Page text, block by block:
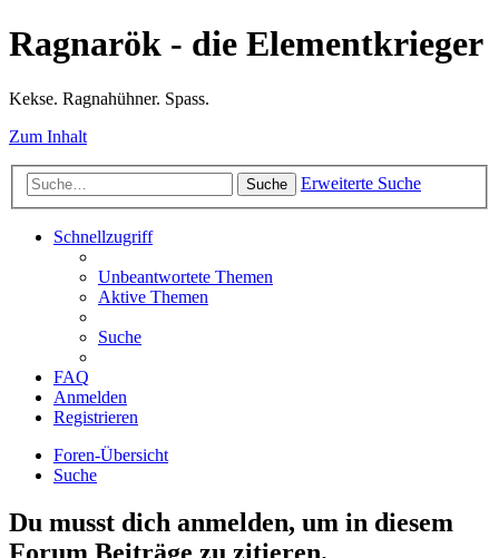
Ragnarök - die Elementkrieger
Kekse. Ragnahühner. Spass.
Zum Inhalt
Suche Erweiterte Suche
Schnellzugriff
Unbeantwortete Themen
Aktive Themen
Suche
FAQ
Anmelden
Registrieren
Foren-Übersicht
Suche
Du musst dich anmelden, um in diesem